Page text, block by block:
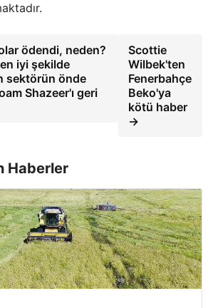
ödendi, neden?
iyi şekilde
sektörün önde
Shazeer'ı geri
Scottie
Wilbek'ten
Fenerbahçe
Beko'ya
kötü haber
→
Haberler